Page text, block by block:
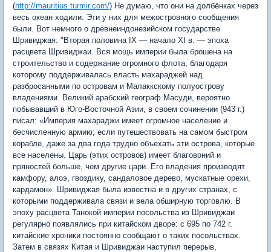
(http://mauritius.turmir.com/) Не думаю, что они на долбёнках через
весь океан ходили. Эти у них для межостровного сообщения
были. Вот немного о древнеиндонезийском государстве
Шривиджая: "Вторая половина IX — начало XI в. — эпоха
расцвета Шривиджаи. Вся мощь империи была брошена на
строительство и содержание огромного флота, благодаря
которому поддерживалась власть махараджей над
разбросанными по островам и Малаккскому полуострову
владениями. Великий арабский географ Масуди, вероятно
побывавший в Юго-Восточной Азии, в своем сочинении (943 г.)
писал: «Империя махараджи имеет огромное население и
бесчисленную армию; если путешествовать на самом быстром
корабле, даже за два года трудно объехать эти острова, которые
все населены. Царь (этих островов) имеет благовоний и
пряностей больше, чем другие цари. Его владения производят
камфору, алоэ, гвоздику, сандаловое дерево, мускатные орехи,
кардамон». Шривиджая была известна и в других странах, с
которыми поддерживала связи и вела обширную торговлю. В
эпоху расцвета Танокой империи посольства из Шривиджаи
регулярно появлялись при китайском дворе: с 695 по 742 г.
китайские хроники постоянно сообщают о таких посольствах.
Затем в связях Китая и Шривиджаи наступил перерыв,